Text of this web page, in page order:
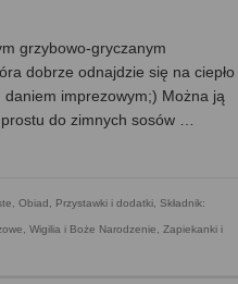
grzybowo-gryczanym
dobrze odnajdzie się na ciepło
daniem imprezowym;) Można ją
do zimnych sosów …
, Obiad, Przystawki i dodatki, Składnik:
, Wigilia i Boże Narodzenie, Zapiekanki i